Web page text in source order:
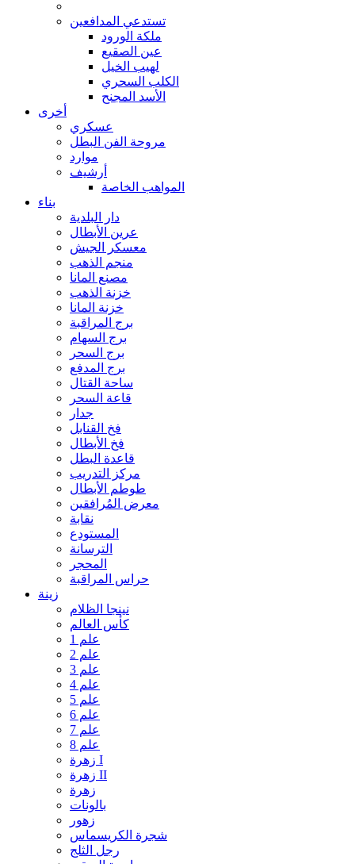
تستدعي المدافعين
ملكة الورود
عين الصقيع
لهيب الخيل
الكلب السحري
الأسد المجنح
أخرى
عسكري
مروحة الفن البطل
موارد
أرشيف
المواهب الخاصة
بناء
دار البلدية
عرين الأبطال
معسكر الجيش
منجم الذهب
مصنع المانا
خزنة الذهب
خزنة المانا
برج المراقبة
برج السهام
برج السحر
برج المدفع
ساحة القتال
قاعة السحر
جدار
فخ القنابل
فخ الأبطال
قاعدة البطل
مركز التدريب
طوطم الأبطال
معرض المُرافقين
نقابة
المستودع
الترسانة
المحجر
حراس المراقبة
زينة
نينجا الظلام
كأس العالم
علم 1
علم 2
علم 3
علم 4
علم 5
علم 6
علم 7
علم 8
زهرة I
زهرة II
زهرة
بالونات
زهور
شجرة الكريسماس
رجل الثلج